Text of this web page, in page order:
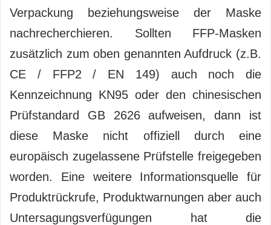
Verpackung beziehungsweise der Maske
nachrecherchieren. Sollten FFP-Masken
zusätzlich zum oben genannten Aufdruck (z.B.
CE / FFP2 / EN 149) auch noch die
Kennzeichnung KN95 oder den chinesischen
Prüfstandard GB 2626 aufweisen, dann ist
diese Maske nicht offiziell durch eine
europäisch zugelassene Prüfstelle freigegeben
worden. Eine weitere Informationsquelle für
Produktrückrufe, Produktwarnungen aber auch
Untersagungsverfügungen hat die